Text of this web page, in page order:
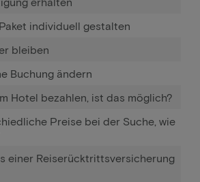
individuell gestalten
bleiben
Buchung ändern
Hotel bezahlen, ist das möglich?
Preise bei der Suche, wie
einer Reiserücktrittsversicherung